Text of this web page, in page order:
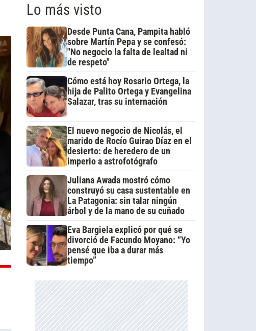
Lo más visto
Desde Punta Cana, Pampita habló
sobre Martín Pepa y se confesó:
"No negocio la falta de lealtad ni
de respeto"
Cómo está hoy Rosario Ortega, la
hija de Palito Ortega y Evangelina
Salazar, tras su internación
El nuevo negocio de Nicolás, el
marido de Rocío Guirao Díaz en el
desierto: de heredero de un
imperio a astrofotógrafo
Juliana Awada mostró cómo
construyó su casa sustentable en
La Patagonia: sin talar ningún
árbol y de la mano de su cuñado
Eva Bargiela explicó por qué se
divorció de Facundo Moyano: “Yo
pensé que iba a durar más
tiempo”